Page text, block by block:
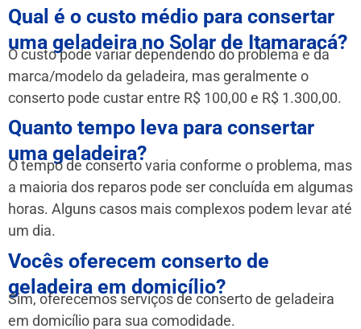
Qual é o custo médio para consertar
uma geladeira no Solar de Itamaracá?
O custo pode variar dependendo do problema e da
marca/modelo da geladeira, mas geralmente o
conserto pode custar entre R$ 100,00 e R$ 1.300,00.
Quanto tempo leva para consertar
uma geladeira?
O tempo de conserto varia conforme o problema, mas
a maioria dos reparos pode ser concluída em algumas
horas. Alguns casos mais complexos podem levar até
um dia.
Vocês oferecem conserto de
geladeira em domicílio?
Sim, oferecemos serviços de conserto de geladeira
em domicílio para sua comodidade.